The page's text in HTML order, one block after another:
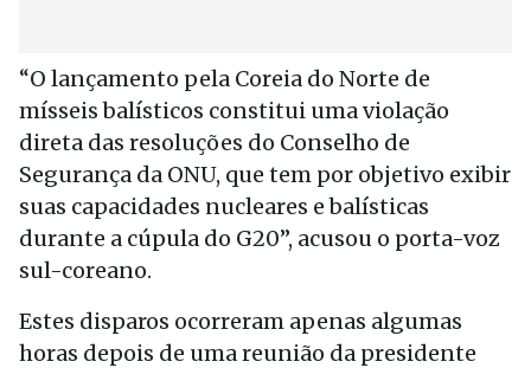
“O lançamento pela Coreia do Norte de
mísseis balísticos constitui uma violação
direta das resoluções do Conselho de
Segurança da ONU, que tem por objetivo exibir
suas capacidades nucleares e balísticas
durante a cúpula do G20”, acusou o porta-voz
sul-coreano.
Estes disparos ocorreram apenas algumas
horas depois de uma reunião da presidente